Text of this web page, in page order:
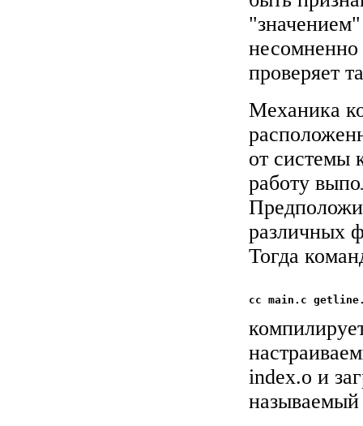
несомненно
проверяет
Механика
от системы
работу
различных
Тогда
index.o и